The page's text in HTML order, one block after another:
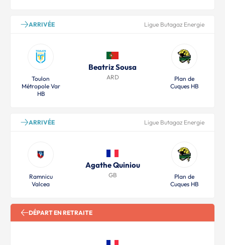
ARRIVÉE Ligue Butagaz Energie
Toulon
Métropole Var
HB
Beatriz Sousa
ARD
Plan de
Cuques HB
ARRIVÉE Ligue Butagaz Energie
Ramnicu
Valcea
Agathe Quiniou
GB
Plan de
Cuques HB
DÉPART EN RETRAITE